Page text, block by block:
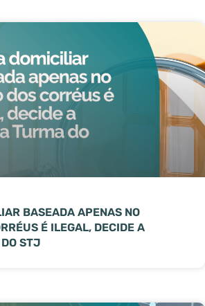
BASEADA APENAS NO
É ILEGAL, DECIDE A
STJ